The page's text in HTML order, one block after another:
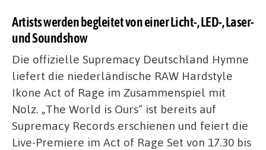
Artists werden begleitet von einer Licht-, LED-, Laser-
und Soundshow
Die offizielle Supremacy Deutschland Hymne
liefert die niederländische RAW Hardstyle
Ikone Act of Rage im Zusammenspiel mit
Nolz. „The World is Ours“ ist bereits auf
Supremacy Records erschienen und feiert die
Live-Premiere im Act of Rage Set von 17.30 bis